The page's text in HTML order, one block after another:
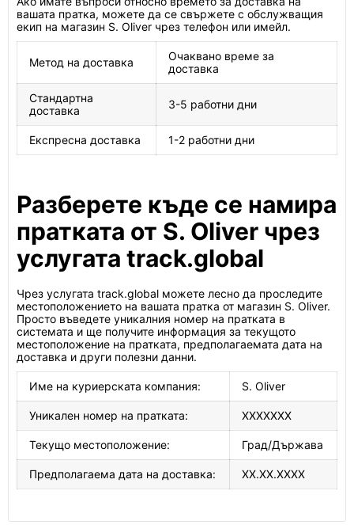
вашата пратка, можете да се свържете с обслужващия
екип на магазин S. Oliver чрез телефон или имейл.
Метод на доставка
Очаквано време за
доставка
Стандартна
доставка
3-5 работни дни
Експресна доставка 1-2 работни дни
Разберете къде се намира
пратката от S. Oliver чрез
услугата track.global
Чрез услугата track.global можете лесно да проследите
местоположението на вашата пратка от магазин S. Oliver.
Просто въведете уникалния номер на пратката в
системата и ще получите информация за текущото
местоположение на пратката, предполагаемата дата на
доставка и други полезни данни.
Име на куриерската компания: S. Oliver
Уникален номер на пратката: XXXXXXX
Текущо местоположение: Град/Държава
Предполагаема дата на доставка: XX.XX.XXXX